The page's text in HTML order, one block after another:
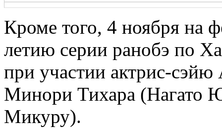
Кроме того, 4 ноября на
летию серии ранобэ по
при участии актрис-
Минори Тихара (Нагато
Микуру).